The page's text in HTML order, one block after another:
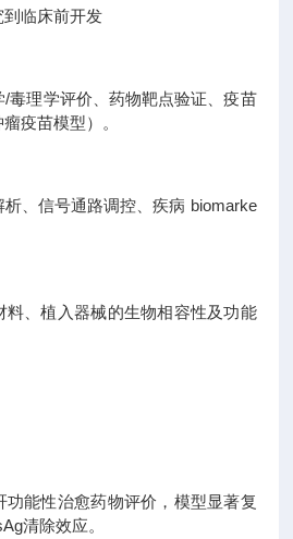
临床前开发
毒理学评价、药物靶点验证、疫苗
疫苗模型）。
、信号通路调控、疾病 biomarke
料、植入器械的生物相容性及功能
功能性治愈药物评价，模型显著复
清除效应。